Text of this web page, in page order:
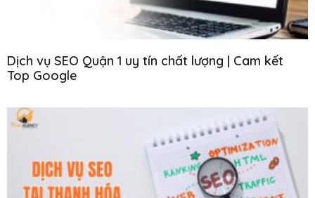
Dịch vụ SEO Quận 1 uy tín chất lượng | Cam kết
Top Google